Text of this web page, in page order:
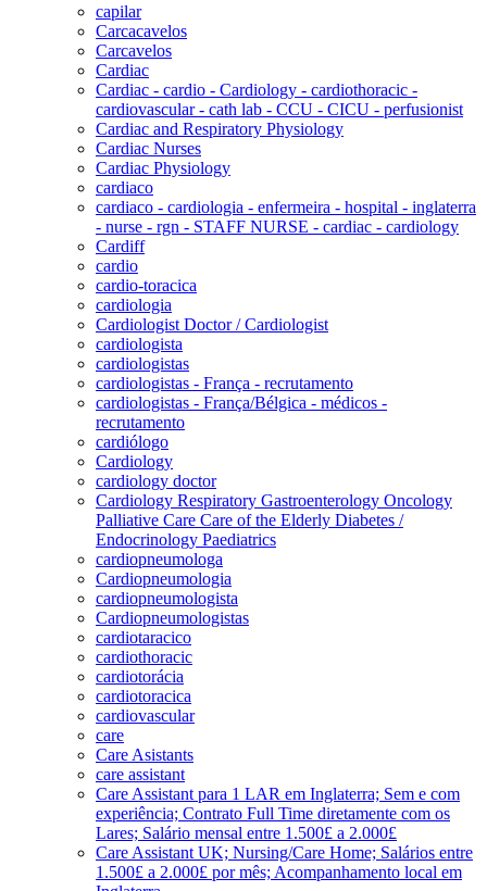
capilar
Carcacavelos
Carcavelos
Cardiac
Cardiac - cardio - Cardiology - cardiothoracic -
cardiovascular - cath lab - CCU - CICU - perfusionist
Cardiac and Respiratory Physiology
Cardiac Nurses
Cardiac Physiology
cardiaco
cardiaco - cardiologia - enfermeira - hospital - inglaterra
- nurse - rgn - STAFF NURSE - cardiac - cardiology
Cardiff
cardio
cardio-toracica
cardiologia
Cardiologist Doctor / Cardiologist
cardiologista
cardiologistas
cardiologistas - França - recrutamento
cardiologistas - França/Bélgica - médicos -
recrutamento
cardiólogo
Cardiology
cardiology doctor
Cardiology Respiratory Gastroenterology Oncology
Palliative Care Care of the Elderly Diabetes /
Endocrinology Paediatrics
cardiopneumologa
Cardiopneumologia
cardiopneumologista
Cardiopneumologistas
cardiotaracico
cardiothoracic
cardiotorácia
cardiotoracica
cardiovascular
care
Care Asistants
care assistant
Care Assistant para 1 LAR em Inglaterra; Sem e com
experiência; Contrato Full Time diretamente com os
Lares; Salário mensal entre 1.500£ a 2.000£
Care Assistant UK; Nursing/Care Home; Salários entre
1.500£ a 2.000£ por mês; Acompanhamento local em